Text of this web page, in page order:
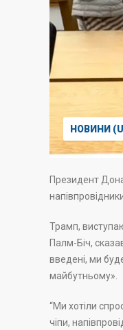
НОВИНИ
Президент
Трамп,
Палм-Біч,
введені, ми
майбутньому».
“Ми хотіли
чіпи,